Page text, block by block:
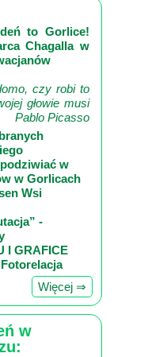
to Gorlice!
Chagalla w
czy robi to
głowie musi
Pablo Picasso
w
w Gorlicach
Wsi
-
I GRAFICE
Więcej ⇒
w